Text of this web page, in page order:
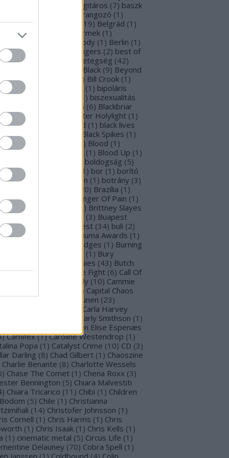
basszusgitáros (7) baszk
beharangozó (1 )
(1 19) Belgrád (1 )
Perron
belső gyermek (1 )
Ben Moody (1 ) Berlin (1 )
Gabi
Beste Zangers (2) best of
(1) beszámoló betegség (42)
Beyond The Black (9) Beyond
Matrix
) Bill Crook (1 )
Laura
(1 ) bipoláris
(1) ) biszexualitás
Blabbermouth (6) Blackbriar
Blackguard Blackwater Holylight (1 )
Anima
Black Gold (1 ) black lives
(1 Black Spikes (1 )
X-mas
) Blood (1 )
Blood Blast (1 ) Blood Up (1 )
boldogság (5)
(1 1 ) bor (1 ) borító
) borítókép Bosorkun (1 ) botrány (3)
20) Brazília (1 )
In( Bringer Of Pain (1 )
Me To Life
) Brittney Slayes
(3) Buapest
(2) búcsú Budapest (34) buli (2)
for M Valentine
Buma Awards (1 )
Burning Bridges (1 ) Burning
(1 ) Bury
Butcher Babies (43) Butch
(2) Cadaveria Cage Fight (6) Call Of
Cammie Beverly (10) Cammie
) Capital Chaos
(1) Capri (1 Capri Virkkunen (23)
Carla Harvey
Carly Smithson (1 )
Carmen Elise Espenæs
) Carnifex (1) Caroline Westendrop (1 )
Popa (1 ) Catalyst Crime (10) CD (3)
Darling (8) Chad Gilbert (1 ) Chaoszine
Charlie Benante (8) Charlotte Wessels
) Chase The Comet (1 ) Chena Roxx (3)
Bennington (5) Chiara Malvestiti
) Chiara Tricarico (11 ) Chibi (1 ) Children
(5) Chile (1 ) Christianna
(14) Christofer Johnsson (1 )
Cornell (1 ) Chris Harms (1 ) Chris
(1 ) Chris Isaak (1 ) Chris Kells (1 )
(1 ) cinematic metal (5) Circus Life (1 )
Delauney (70) Cobra Spell (1 )
Janssen (1 ) Coldbound (4) Colin